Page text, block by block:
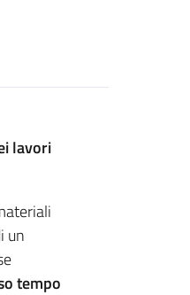
lavori
un
tempo